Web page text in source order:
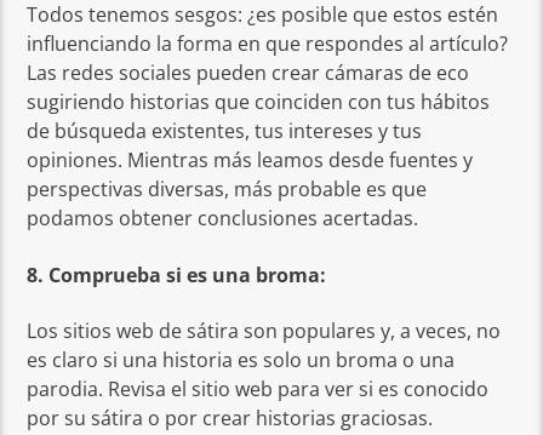
Todos tenemos sesgos: ¿es posible que estos estén
influenciando la forma en que respondes al artículo?
Las redes sociales pueden crear cámaras de eco
sugiriendo historias que coinciden con tus hábitos
de búsqueda existentes, tus intereses y tus
opiniones. Mientras más leamos desde fuentes y
perspectivas diversas, más probable es que
podamos obtener conclusiones acertadas.
8. Comprueba si es una broma:
Los sitios web de sátira son populares y, a veces, no
es claro si una historia es solo un broma o una
parodia. Revisa el sitio web para ver si es conocido
por su sátira o por crear historias graciosas.